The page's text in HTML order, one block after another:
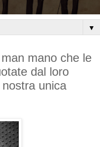
▼
mano che le
dal loro
unica